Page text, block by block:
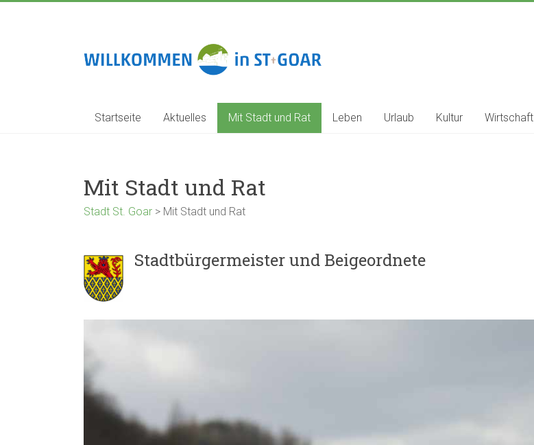
Stadt
Goar
Startseite Aktuelles Mit Stadt und Rat Leben Urlaub Kultur Wirtschaft
Mit Stadt und Rat
Stadt St. Goar > Mit Stadt und Rat
Stadtbürgermeister und Beigeordnete